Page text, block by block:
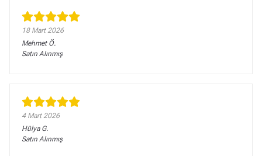
18 Mart 2026
Mehmet Ö.
Satın Alınmış
4 Mart 2026
Hülya G.
Satın Alınmış